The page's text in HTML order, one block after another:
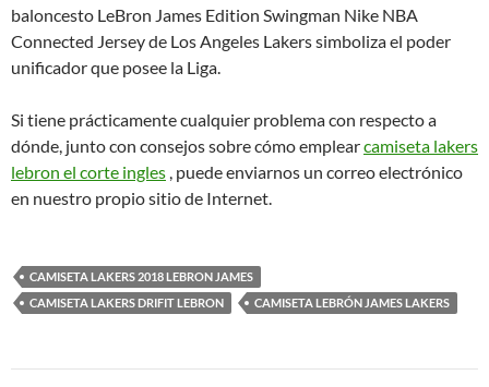
baloncesto LeBron James Edition Swingman Nike NBA
Connected Jersey de Los Angeles Lakers simboliza el poder
unificador que posee la Liga.
Si tiene prácticamente cualquier problema con respecto a
dónde, junto con consejos sobre cómo emplearcamiseta lakers
lebron el corte ingles , puede enviarnos un correo electrónico
en nuestro propio sitio de Internet.
CAMISETA LAKERS 2018 LEBRON JAMES
CAMISETA LAKERS DRIFIT LEBRON
CAMISETA LEBRÓN JAMES LAKERS